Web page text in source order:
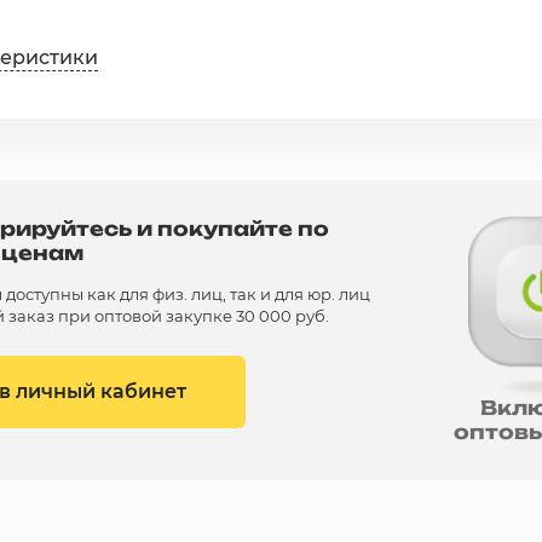
и покупайте по
как для физ. лиц, так и для юр. лиц
при оптовой закупке 30 000 руб.
личный кабинет